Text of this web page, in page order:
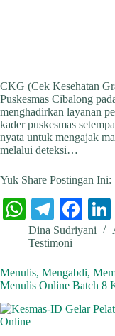
CKG (Cek Kesehatan
Puskesmas Cibalong
menghadirkan layanan
kader puskesmas
nyata untuk mengajak
melalui deteksi…
Yuk Share Postingan Ini:
W
ha
ts
A
pp
Te
le
gr
a
m
Fa
ce
ok
Dina Sudriyani
Testimoni
Menulis, Mengabdi,
Menulis Online Batch 8